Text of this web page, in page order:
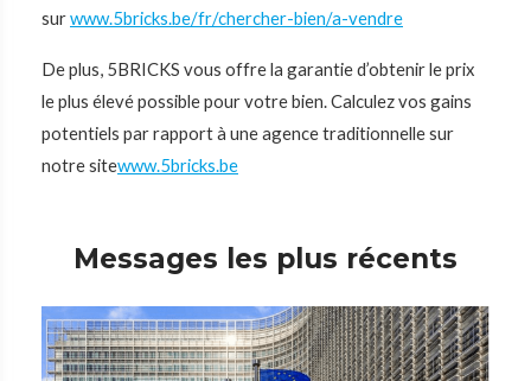
surwww.5bricks.be/fr/chercher-bien/a-vendre
De plus, 5BRICKS vous offre la garantie d’obtenir le prix
le plus élevé possible pour votre bien. Calculez vos gains
potentiels par rapport à une agence traditionnelle sur
notre sitewww.5bricks.be
Messages les plus récents